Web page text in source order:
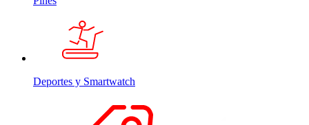
Deportes y Smartwatch